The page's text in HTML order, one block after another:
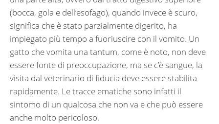
(bocca, gola e dell’esofago), quando invece è scuro,
significa che è stato parzialmente digerito, ha
impiegato più tempo a fuoriuscire con il vomito. Un
gatto che vomita una tantum, come è noto, non deve
essere fonte di preoccupazione, ma se c’è sangue, la
visita dal veterinario di fiducia deve essere stabilita
rapidamente. Le tracce ematiche sono infatti il
sintomo di un qualcosa che non va e che può essere
anche molto pericoloso.